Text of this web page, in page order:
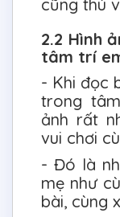
cũng thú
2.2 Hình
tâm trí
- Khi đọc
trong
ảnh rất
vui chơi
- Đó là
mẹ như
bài, cùng